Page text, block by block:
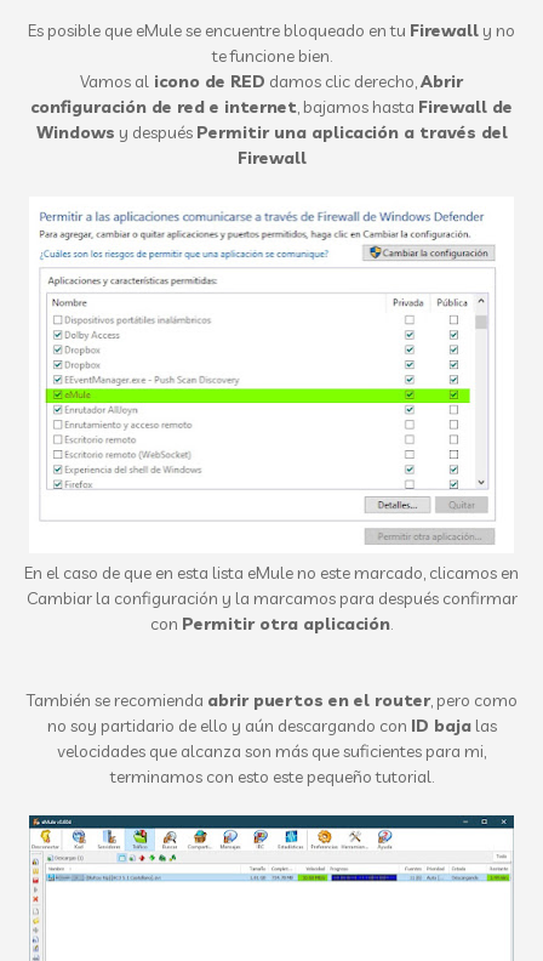
Es posible que eMule se encuentre bloqueado en tu Firewall y no
te funcione bien.
Vamos al icono de RED damos clic derecho,Abrir
configuración de red e internet, bajamos hasta Firewall de
Windows y después Permitir una aplicación a través del
Firewall
En el caso de que en esta lista eMule no este marcado, clicamos en
Cambiar la configuración y la marcamos para después confirmar
con Permitir otra aplicación.
También se recomienda abrir puertos en el router, pero como
no soy partidario de ello y aún descargando con ID bajalas
velocidades que alcanza son más que suficientes para mi,
terminamos con esto este pequeño tutorial.